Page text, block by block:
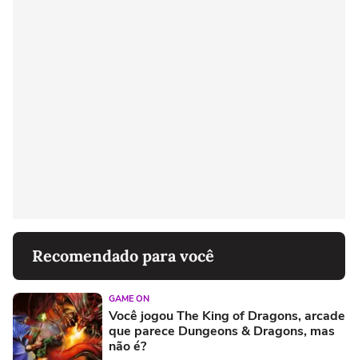
Recomendado para você
GAME ON
Você jogou The King of Dragons, arcade
que parece Dungeons & Dragons, mas
não é?